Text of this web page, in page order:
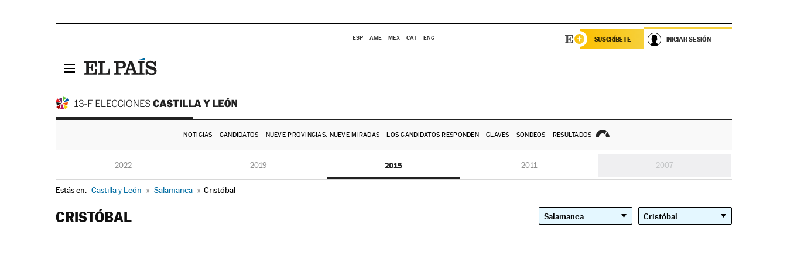
ESP AME MEX CAT ENG SUSCRÍBETE INICIAR SESIÓN
NOTICIAS CANDIDATOS NUEVE PROVINCIAS, NUEVE MIRADAS LOS CANDIDATOS RESPONDEN CLAVES SONDEOS RESULTADOS
2022 2019 2015 2011 2007
Estás en: Castilla y León » Salamanca » Cristóbal
CRISTÓBAL